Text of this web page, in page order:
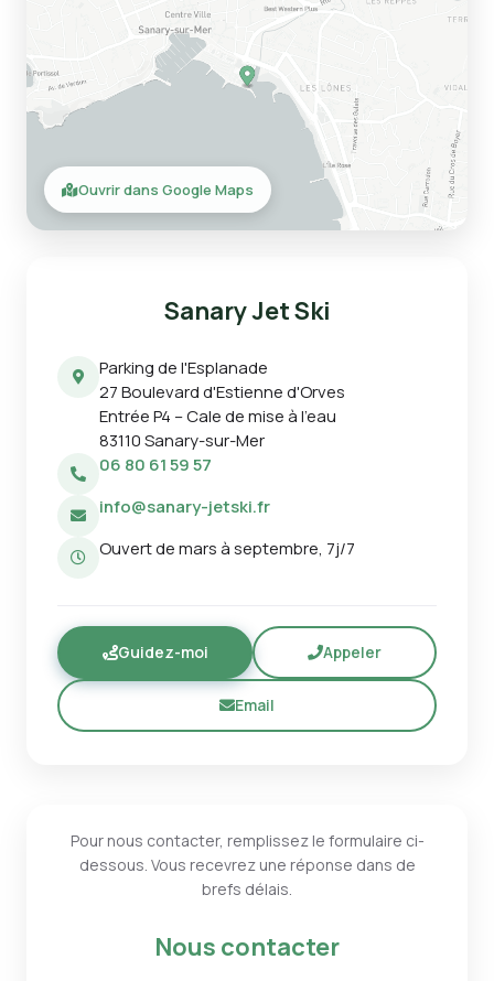
Ouvrir dans Google Maps
Sanary Jet Ski
Parking de l'Esplanade
27 Boulevard d'Estienne d'Orves
Entrée P4 – Cale de mise à l'eau
83110 Sanary-sur-Mer
06 80 61 59 57
info@sanary-jetski.fr
Ouvert de mars à septembre, 7j/7
Guidez-moi Appeler
Email
Pour nous contacter, remplissez le formulaire ci-
dessous. Vous recevrez une réponse dans de
brefs délais.
Nous contacter